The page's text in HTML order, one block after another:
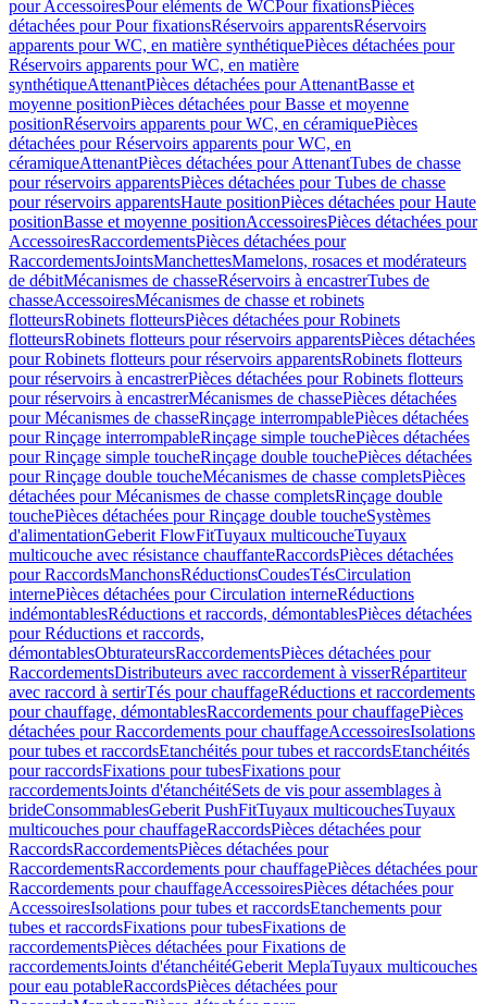
pour AccessoiresPour eléments de WCPour fixationsPièces
détachées pour Pour fixationsRéservoirs apparentsRéservoirs
apparents pour WC, en matière synthétiquePièces détachées pour
Réservoirs apparents pour WC, en matière
synthétiqueAttenantPièces détachées pour AttenantBasse et
moyenne positionPièces détachées pour Basse et moyenne
positionRéservoirs apparents pour WC, en céramiquePièces
détachées pour Réservoirs apparents pour WC, en
céramiqueAttenantPièces détachées pour AttenantTubes de chasse
pour réservoirs apparentsPièces détachées pour Tubes de chasse
pour réservoirs apparentsHaute positionPièces détachées pour Haute
positionBasse et moyenne positionAccessoiresPièces détachées pour
AccessoiresRaccordementsPièces détachées pour
RaccordementsJointsManchettesMamelons, rosaces et modérateurs
de débitMécanismes de chasseRéservoirs à encastrerTubes de
chasseAccessoiresMécanismes de chasse et robinets
flotteursRobinets flotteursPièces détachées pour Robinets
flotteursRobinets flotteurs pour réservoirs apparentsPièces détachées
pour Robinets flotteurs pour réservoirs apparentsRobinets flotteurs
pour réservoirs à encastrerPièces détachées pour Robinets flotteurs
pour réservoirs à encastrerMécanismes de chassePièces détachées
pour Mécanismes de chasseRinçage interrompablePièces détachées
pour Rinçage interrompableRinçage simple touchePièces détachées
pour Rinçage simple toucheRinçage double touchePièces détachées
pour Rinçage double toucheMécanismes de chasse completsPièces
détachées pour Mécanismes de chasse completsRinçage double
touchePièces détachées pour Rinçage double toucheSystèmes
d'alimentationGeberit FlowFitTuyaux multicoucheTuyaux
multicouche avec résistance chauffanteRaccordsPièces détachées
pour RaccordsManchonsRéductionsCoudesTésCirculation
internePièces détachées pour Circulation interneRéductions
indémontablesRéductions et raccords, démontablesPièces détachées
pour Réductions et raccords,
démontablesObturateursRaccordementsPièces détachées pour
RaccordementsDistributeurs avec raccordement à visserRépartiteur
avec raccord à sertirTés pour chauffageRéductions et raccordements
pour chauffage, démontablesRaccordements pour chauffagePièces
détachées pour Raccordements pour chauffageAccessoiresIsolations
pour tubes et raccordsEtanchéités pour tubes et raccordsEtanchéités
pour raccordsFixations pour tubesFixations pour
raccordementsJoints d'étanchéitéSets de vis pour assemblages à
brideConsommablesGeberit PushFitTuyaux multicouchesTuyaux
multicouches pour chauffageRaccordsPièces détachées pour
RaccordsRaccordementsPièces détachées pour
RaccordementsRaccordements pour chauffagePièces détachées pour
Raccordements pour chauffageAccessoiresPièces détachées pour
AccessoiresIsolations pour tubes et raccordsEtanchements pour
tubes et raccordsFixations pour tubesFixations de
raccordementsPièces détachées pour Fixations de
raccordementsJoints d'étanchéitéGeberit MeplaTuyaux multicouches
pour eau potableRaccordsPièces détachées pour